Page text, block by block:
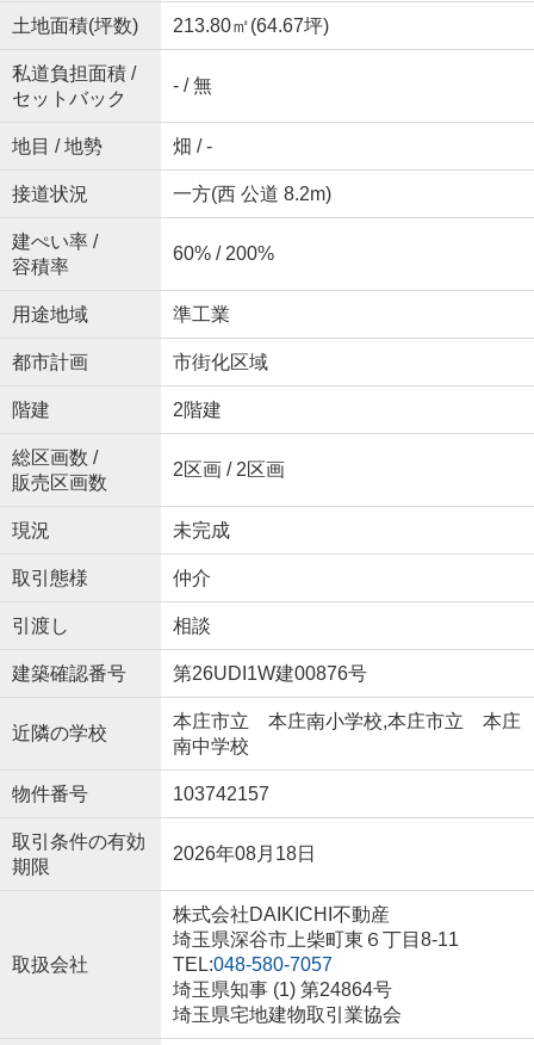
土地面積(坪数) 213.80㎡(64.67坪)
私道負担面積 /
セットバック
- / 無
地目 / 地勢 畑 / -
接道状況 一方(西 公道 8.2m)
建ぺい率 /
容積率
60% / 200%
用途地域 準工業
都市計画 市街化区域
階建 2階建
総区画数 /
販売区画数
2区画 / 2区画
現況 未完成
取引態様 仲介
引渡し 相談
建築確認番号 第26UDI1W建00876号
近隣の学校
本庄市立 本庄南小学校,本庄市立 本庄
南中学校
物件番号 103742157
取引条件の有効
期限
2026年08月18日
取扱会社
株式会社DAIKICHI不動産
埼玉県深谷市上柴町東６丁目8-11
TEL:048-580-7057
埼玉県知事 (1) 第24864号
埼玉県宅地建物取引業協会